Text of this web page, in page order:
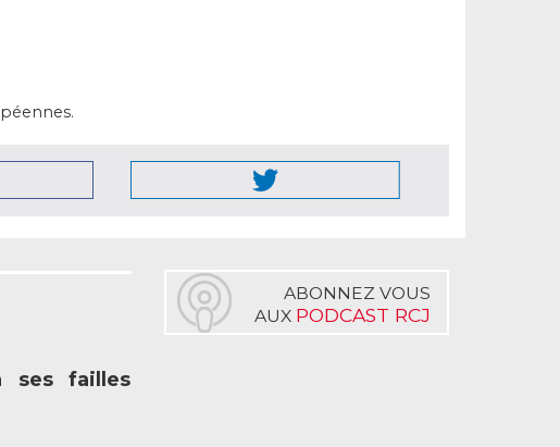
ses failles
ABONNEZ VOUS
AUX PODCAST RCJ